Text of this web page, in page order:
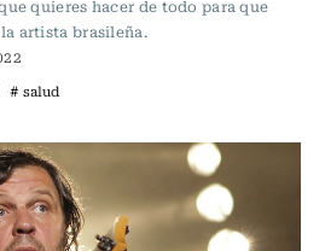
quieres hacer de todo para que
artista brasileña.
# salud